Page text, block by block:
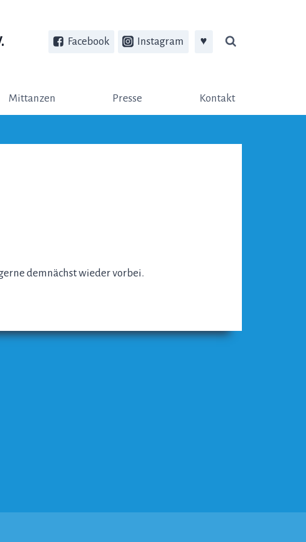
Facebook Instagram ♥
Mittanzen Presse Kontakt
demnächst wieder vorbei.